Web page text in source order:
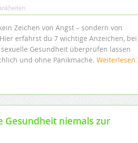
Zeichen von Angst – sondern von
erfährst du 7 wichtige Anzeichen, bei
Gesundheit überprüfen lassen
und ohne Panikmache. Weiterlesen
Gesundheit niemals zur